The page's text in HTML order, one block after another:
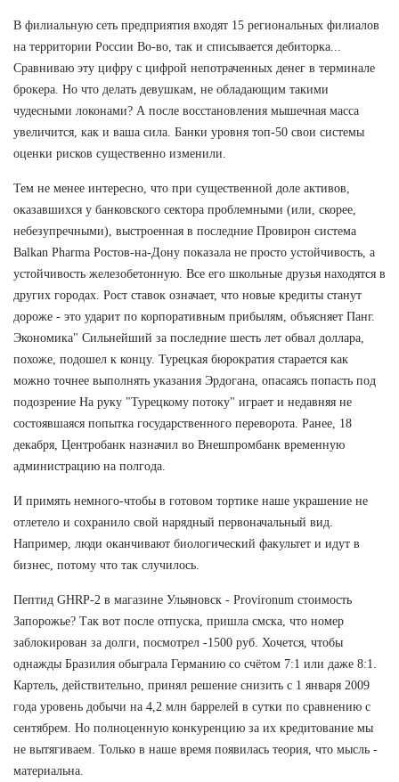
В филиальную сеть предприятия входят 15 региональных филиалов
на территории России Во-во, так и списывается дебиторка...
Сравниваю эту цифру с цифрой непотраченных денег в терминале
брокера. Но что делать девушкам, не обладающим такими
чудесными локонами? А после восстановления мышечная масса
увеличится, как и ваша сила. Банки уровня топ-50 свои системы
оценки рисков существенно изменили.
Тем не менее интересно, что при существенной доле активов,
оказавшихся у банковского сектора проблемными (или, скорее,
небезупречными), выстроенная в последние Провирон система
Balkan Pharma Ростов-на-Дону показала не просто устойчивость, а
устойчивость железобетонную. Все его школьные друзья находятся в
других городах. Рост ставок означает, что новые кредиты станут
дороже - это ударит по корпоративным прибылям, объясняет Панг.
Экономика" Сильнейший за последние шесть лет обвал доллара,
похоже, подошел к концу. Турецкая бюрократия старается как
можно точнее выполнять указания Эрдогана, опасаясь попасть под
подозрение На руку "Турецкому потоку" играет и недавняя не
состоявшаяся попытка государственного переворота. Ранее, 18
декабря, Центробанк назначил во Внешпромбанк временную
администрацию на полгода.
И примять немного-чтобы в готовом тортике наше украшение не
отлетело и сохранило свой нарядный первоначальный вид.
Например, люди оканчивают биологический факультет и идут в
бизнес, потому что так случилось.
Пептид GHRP-2 в магазине Ульяновск - Provironum стоимость
Запорожье? Так вот после отпуска, пришла смска, что номер
заблокирован за долги, посмотрел -1500 руб. Хочется, чтобы
однажды Бразилия обыграла Германию со счётом 7:1 или даже 8:1.
Картель, действительно, принял решение снизить с 1 января 2009
года уровень добычи на 4,2 млн баррелей в сутки по сравнению с
сентябрем. Но полноценную конкуренцию за их кредитование мы
не вытягиваем. Только в наше время появилась теория, что мысль -
материальна.